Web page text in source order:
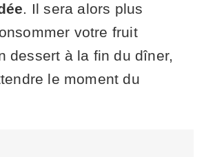
. Il sera alors plus
votre fruit
dessert à la fin du dîner,
le moment du